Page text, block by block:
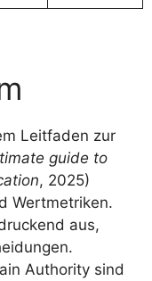
Leitfaden zur
guide to
, 2025)
Wertmetriken.
aus,
Authority sind